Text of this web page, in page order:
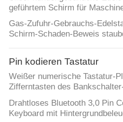
geführtem Schirm für
Gas-Zufuhr-Gebrauchs-
Schirm-Schaden-Beweis
Pin kodieren Tastatur
Weißer numerische Tastatur-
Zifferntasten des
Drahtloses Bluetooth 3,0 Pin
Keyboard mit